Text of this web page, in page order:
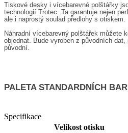
Tiskové desky i vícebarevné polštářky
technologií Trotec. Ta garantuje nejen
ale i naprostý soulad předlohy s otiskem.
Náhradní vícebarevný polštářek můžete
objednat. Bude vyroben z původních
původní.
PALETA STANDARDNÍCH
Specifikace
Velikost otisku